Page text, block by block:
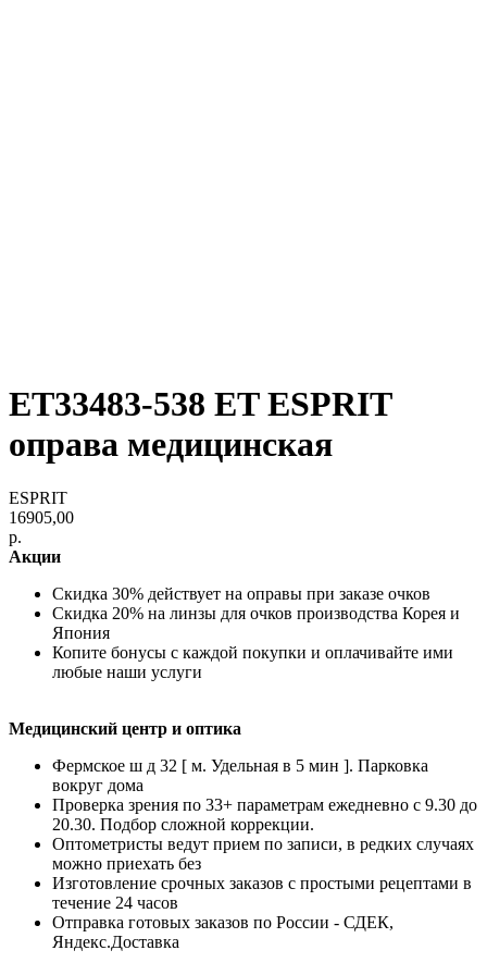
ET33483-538 ET ESPRIT
оправа медицинская
ESPRIT
16905,00
р.
Акции
Скидка 30% действует на оправы при заказе очков
Скидка 20% на линзы для очков производства Корея и
Япония
Копите бонусы с каждой покупки и оплачивайте ими
любые наши услуги
Медицинский центр и оптика
Фермское ш д 32 [ м. Удельная в 5 мин ]. Парковка
вокруг дома
Проверка зрения по 33+ параметрам ежедневно с 9.30 до
20.30. Подбор сложной коррекции.
Оптометристы ведут прием по записи, в редких случаях
можно приехать без
Изготовление срочных заказов с простыми рецептами в
течение 24 часов
Отправка готовых заказов по России - СДЕК,
Яндекс.Доставка